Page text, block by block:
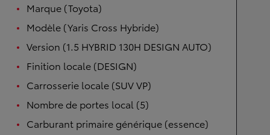
Marque (Toyota)
Modèle (Yaris Cross Hybride)
Version (1.5 HYBRID 130H DESIGN AUTO)
Finition locale (DESIGN)
Carrosserie locale (SUV VP)
Nombre de portes local (5)
Carburant primaire générique (essence)